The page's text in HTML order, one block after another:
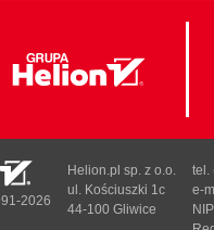
2026
Helion.pl sp. z o.o.
ul. Kościuszki 1c
44-100 Gliwice
tel.
e-